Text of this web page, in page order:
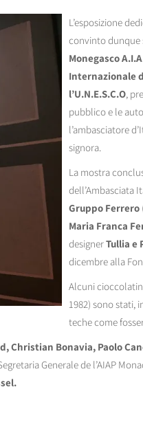
L’esposizione
convinto dunque
Monegasco
Internazionale
l’U.N.E.S.C.O,
pubblico e le
l’ambasciatore
signora.
La mostra
dell’Ambasciata
Gruppo Ferrero
Maria Franca
designerTullia e
dicembre alla
Alcuni
1982) sono stati,
teche come
Christian Bonavia, Paolo
Generale de l’AIAP